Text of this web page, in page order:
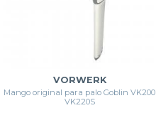
VORWERK
Mango original para palo Goblin VK200
VK220S